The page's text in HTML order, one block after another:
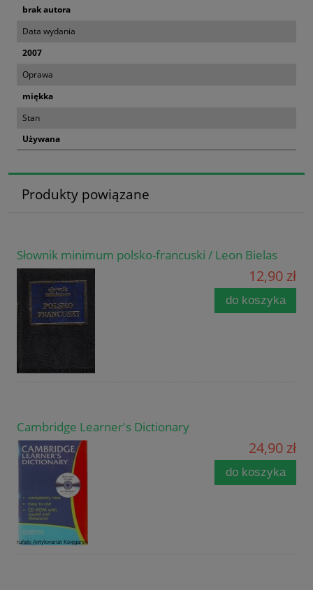
brak autora
Data wydania
2007
Oprawa
miękka
Stan
Używana
Produkty powiązane
Słownik minimum polsko-francuski / Leon Bielas
12,90 zł
do koszyka
Cambridge Learner's Dictionary
24,90 zł
do koszyka